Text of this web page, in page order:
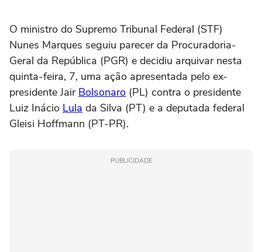
O ministro do Supremo Tribunal Federal (STF)
Nunes Marques seguiu parecer da Procuradoria-
Geral da República (PGR) e decidiu arquivar nesta
quinta-feira, 7, uma ação apresentada pelo ex-
presidente Jair Bolsonaro (PL) contra o presidente
Luiz Inácio Lula da Silva (PT) e a deputada federal
Gleisi Hoffmann (PT-PR).
PUBLICIDADE